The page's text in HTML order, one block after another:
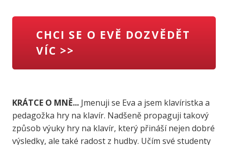
CHCI SE O EVĚ DOZVĚDĚT
VÍC >>
KRÁTCE O MNĚ...Jmenuji se Eva a jsem klavíristka a
pedagožka hry na klavír. Nadšeně propaguji takový
způsob výuky hry na klavír, který přináší nejen dobré
výsledky, ale také radost z hudby. Učím své studenty